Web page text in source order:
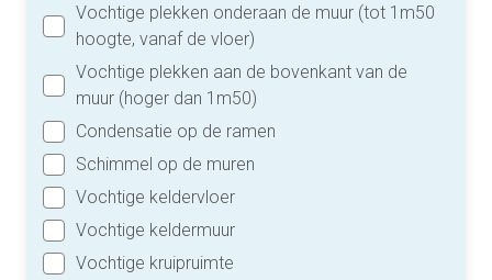
Vochtige plekken onderaan de muur (tot 1m50
hoogte, vanaf de vloer)
Vochtige plekken aan de bovenkant van de
muur (hoger dan 1m50)
Condensatie op de ramen
Schimmel op de muren
Vochtige keldervloer
Vochtige keldermuur
Vochtige kruipruimte